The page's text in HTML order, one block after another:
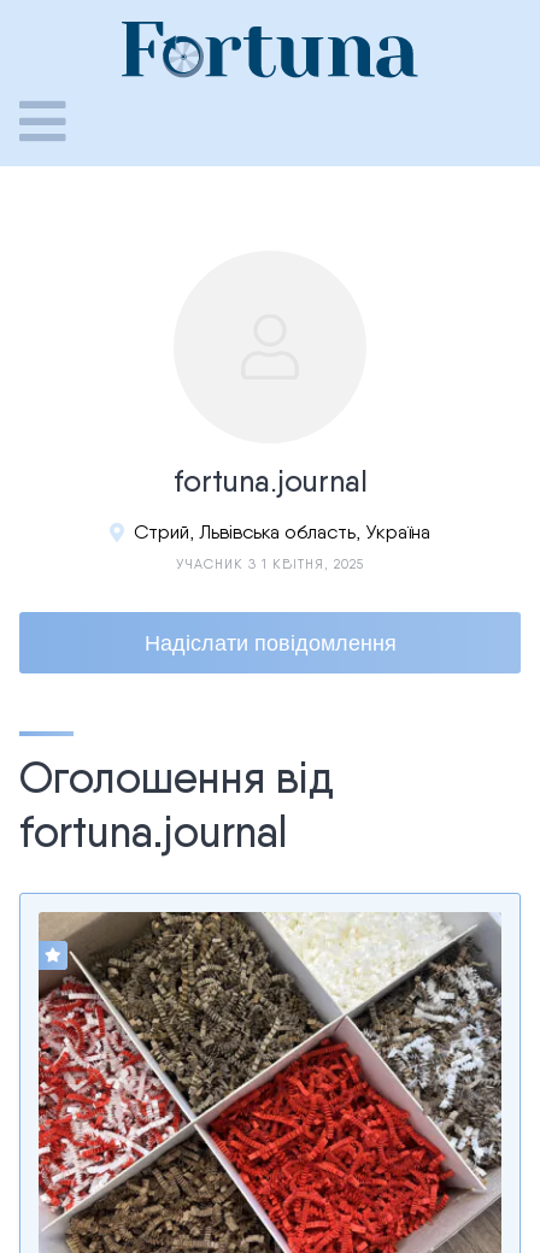
fortuna.journal
Стрий, Львівська область, Україна
УЧАСНИК З 1 КВІТНЯ, 2025
Надіслати повідомлення
Оголошення від
fortuna.journal